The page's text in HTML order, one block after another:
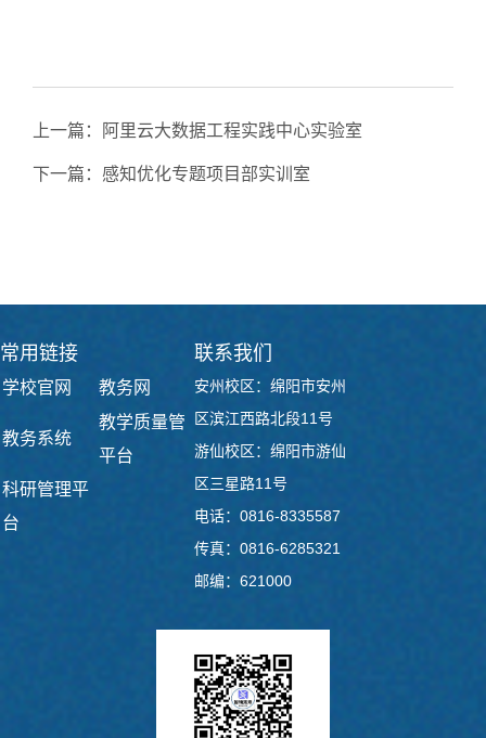
上一篇： 阿里云大数据工程实践中心实验室
下一篇： 感知优化专题项目部实训室
常用链接
学校官网 教务网
教务系统
教学质量管
平台
科研管理平
台
联系我们
安州校区：绵阳市安州
区滨江西路北段11号
游仙校区：绵阳市游仙
区三星路11号
电话：0816-8335587
传真：0816-6285321
邮编：621000